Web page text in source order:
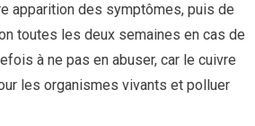
apparition des symptômes, puis de
toutes les deux semaines en cas de
à ne pas en abuser, car le cuivre
les organismes vivants et polluer